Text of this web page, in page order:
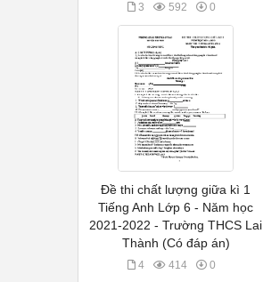
3 592 0
Đề thi chất lượng giữa kì 1
Tiếng Anh Lớp 6 - Năm học
2021-2022 - Trường THCS Lai
Thành (Có đáp án)
4 414 0